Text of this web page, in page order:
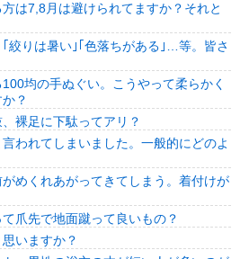
は7,8月は避けられてますか？それと
絞りは暑い｣｢色落ちがある｣…等。皆さ
均の手ぬぐい。こうやって柔らかく
？
裸足に下駄ってアリ？
言われてしまいました。一般的にどのよ
めくれあがってきてしまう。着付けが
爪先で地面蹴って良いもの？
いますか？